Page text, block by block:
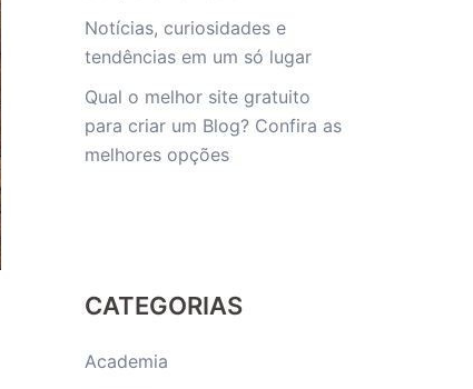
Notícias, curiosidades e
tendências em um só lugar
Qual o melhor site gratuito
para criar um Blog? Confira as
melhores opções
CATEGORIAS
Academia